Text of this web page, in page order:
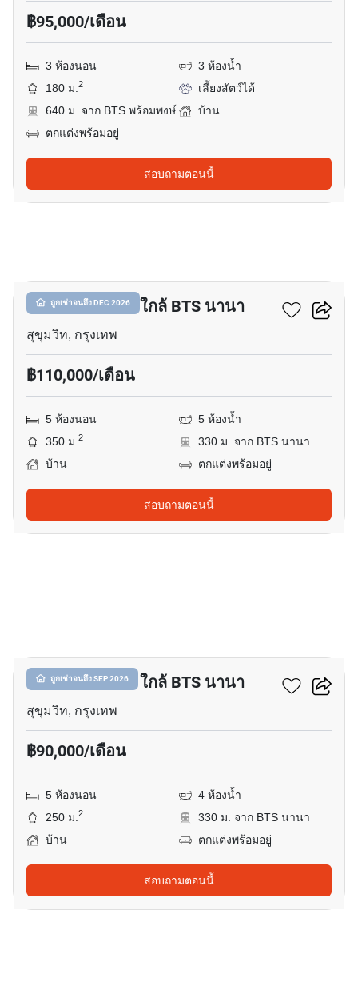
฿95,000/เดือน
3 ห้องนอน
3 ห้องน้ำ
180 ม.2
เลี้ยงสัตว์ได้
640 ม. จาก BTS พร้อมพงษ์
บ้าน
ตกแต่งพร้อมอยู่
สอบถามตอนนี้
ถูกเช่าจนถึง DEC 2026
บ้าน 5-ห้องนอน ใกล้ BTS นานา
สุขุมวิท, กรุงเทพ
฿110,000/เดือน
5 ห้องนอน
5 ห้องน้ำ
350 ม.2
330 ม. จาก BTS นานา
บ้าน
ตกแต่งพร้อมอยู่
สอบถามตอนนี้
ถูกเช่าจนถึง SEP 2026
บ้าน 5-ห้องนอน ใกล้ BTS นานา
สุขุมวิท, กรุงเทพ
฿90,000/เดือน
5 ห้องนอน
4 ห้องน้ำ
250 ม.2
330 ม. จาก BTS นานา
บ้าน
ตกแต่งพร้อมอยู่
สอบถามตอนนี้